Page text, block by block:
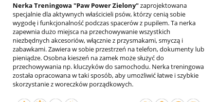
Nerka Treningowa "Paw Power Zielony"zaprojektowana
specjalnie dla aktywnych właścicieli psów, którzy cenią sobie
wygodę i funkcjonalność podczas spacerów z pupilem. Ta nerka
zapewnia dużo miejsca na przechowywanie wszystkich
niezbędnych akcesoriów, włącznie z przysmakami, smyczą i
zabawkami. Zawiera w sobie przestrzeń na telefon, dokumenty lub
pieniądze. Osobna kieszeń na zamek może służyć do
przechowywania np. kluczyków do samochodu. Nerka treningowa
została opracowana w taki sposób, aby umożliwić łatwe i szybkie
skorzystanie z woreczków porządkowych.